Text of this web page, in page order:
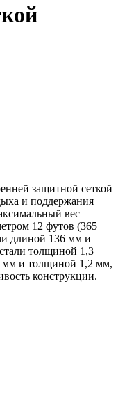
защитной сеткой
и поддержания
вес
12 футов (365
длиной 136 мм и
толщиной 1,3
мм и толщиной 1,2 мм,
конструкции.